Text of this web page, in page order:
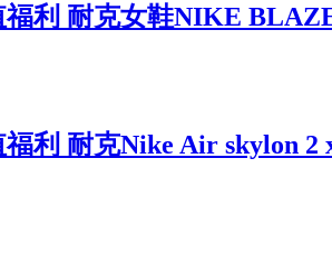
福利 耐克女鞋NIKE
利 耐克Nike Air skylon 2